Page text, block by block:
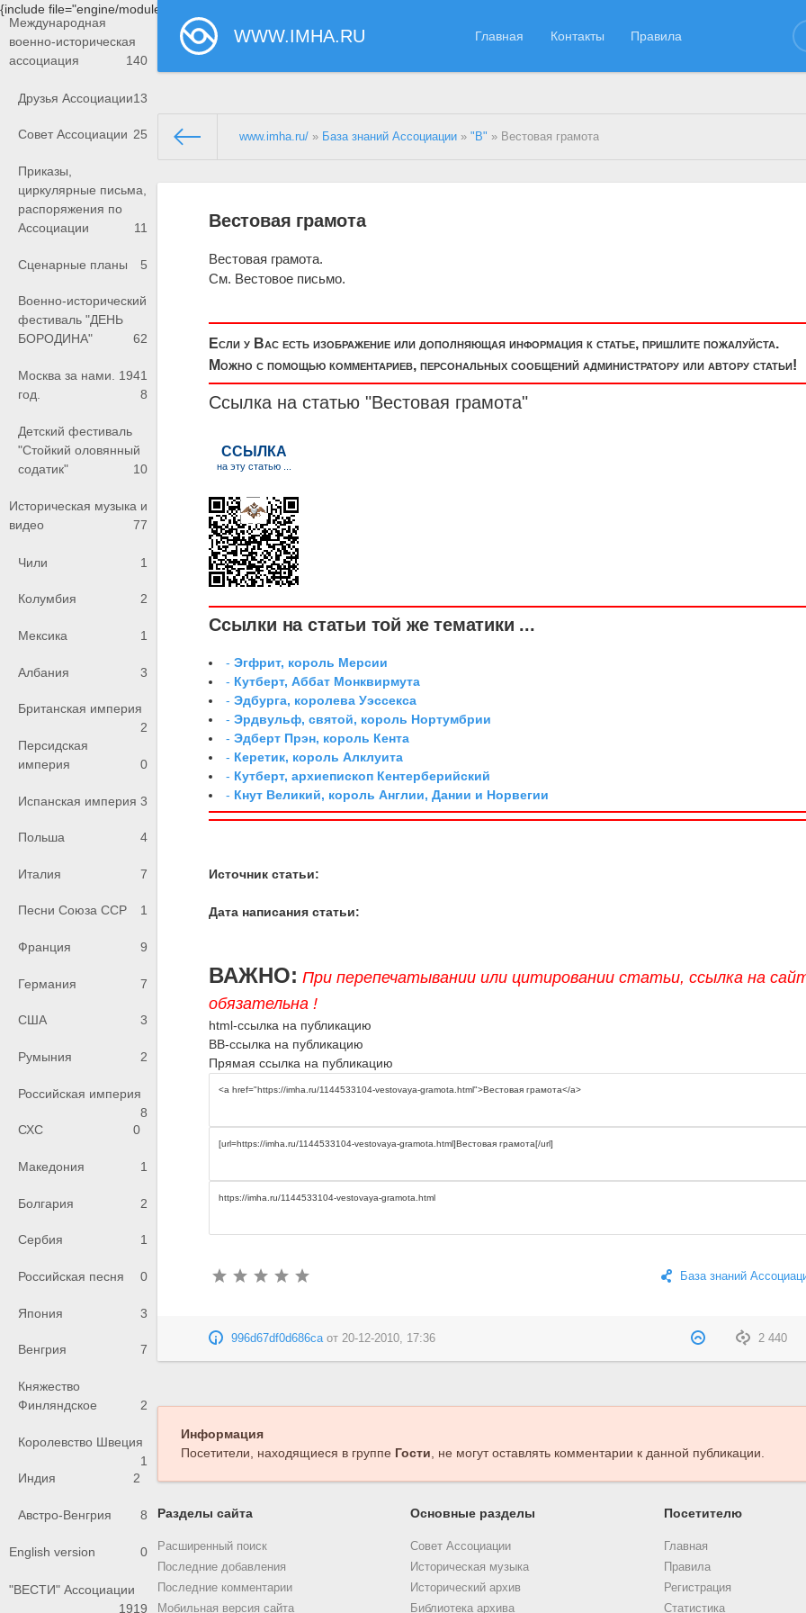
{include file="engine/modules/saperu/head.php"}
WWW.IMHA.RU Главная Контакты Правила
Международная
военно-историческая
ассоциация
140
Друзья Ассоциации13
Совет Ассоциации 25
Приказы,
циркулярные письма,
распоряжения по
Ассоциации
11
Сценарные планы 5
Военно-исторический
фестиваль "ДЕНЬ
БОРОДИНА"
62
Москва за нами. 1941
год.
8
Детский фестиваль
"Стойкий оловянный
содатик"
10
Историческая музыка и
видео
77
Чили 1
Колумбия 2
Мексика 1
Албания 3
Британская империя
2
Персидская
империя
0
Испанская империя 3
Польша 4
Италия 7
Песни Союза ССР 1
Франция 9
Германия 7
США 3
Румыния 2
Российская империя
8
СХС
0
Македония 1
Болгария 2
Сербия 1
Российская песня 0
Япония 3
Венгрия 7
Княжество
Финляндское
2
Королевство Швеция
1
Индия
2
Австро-Венгрия 8
English version 0
"ВЕСТИ" Ассоциации
1919
www.imha.ru/ » База знаний Ассоциации »"В" » Вестовая грамота
Вестовая грамота
Вестовая грамота.
См. Вестовое письмо.
Если у Вас есть изображение или дополняющая информация к статье, пришлите пожалуйста.
Можно с помощью комментариев, персональных сообщений администратору или автору статьи!
Ссылка на статью "Вестовая грамота"
Ссылки на статьи той же тематики ...
-Эгфрит, король Мерсии
- Кутберт, Аббат Монквирмута
-Эдбурга, королева Уэссекса
-Эрдвульф, святой, король Нортумбрии
-Эдберт Прэн, король Кента
- Керетик, король Алклуита
- Кутберт, архиепископ Кентерберийский
- Кнут Великий, король Англии, Дании и Норвегии
Источник статьи:
Дата написания статьи:
ВАЖНО: При перепечатывании или цитировании статьи, ссылка на
обязательна !
html-ссылка на публикацию
BB-ссылка на публикацию
Прямая ссылка на публикацию
База знаний
2 440
996d67df0d686caот20-12-2010, 17:36
Информация
Посетители, находящиеся в группе Гости, не могут оставлять комментарии к данной публикации.
Разделы сайта
Расширенный поиск
Последние добавления
Последние комментарии
Мобильная версия сайта
Основные разделы
Совет Ассоциации
Историческая музыка
Исторический архив
Библиотека архива
Посетителю
Главная
Правила
Регистрация
Статистика